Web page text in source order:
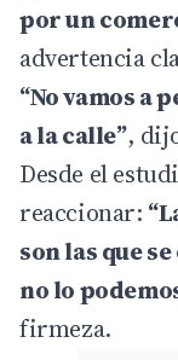
por un
advertencia
“No vamos a
a la calle”,
Desde el
reaccionar:
son las que
no lo
firmeza.